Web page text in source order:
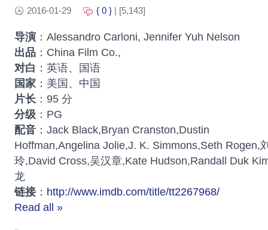
2016-01-29 { 0 } | [5,143]
导演 ：Alessandro Carloni, Jennifer Yuh Nelson
出品 ：China Film Co.,
对白 ：英语、国语
国家 ：美国、中国
片长 ：95 分
分级 ：PG
配音 ：Jack Black,Bryan Cranston,Dustin
Hoffman,Angelina Jolie,J. K. Simmons,Seth Rogen,
玲,David Cross,吴汉章,Kate Hudson,Randall Duk
龙
链接 ： http://www.imdb.com/title/tt2267968/
Read all »